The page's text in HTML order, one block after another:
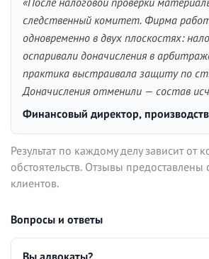
следственный комитет. Фирма
одновременно в двух плоскостях:
оспаривали доначисления в
практика выстраивала защиту по
Доначисления отменили — состав
Финансовый директор,
Результат по каждому делу зависит от
обстоятельств. Отзывы предоставлены
клиентов.
Вопросы и ответы
Вы адвокаты?